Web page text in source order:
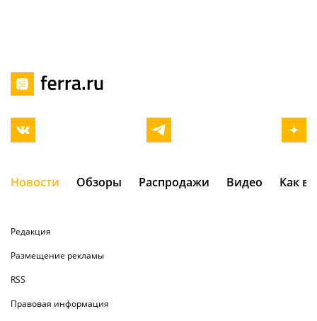
Новости Обзоры Распродажи Видео Как
Редакция
Размещение рекламы
RSS
Правовая информация